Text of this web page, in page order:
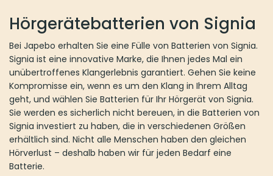
Hörgerätebatterien von Signia
Bei Japebo erhalten Sie eine Fülle von Batterien von Signia.
Signia ist eine innovative Marke, die Ihnen jedes Mal ein
unübertroffenes Klangerlebnis garantiert. Gehen Sie keine
Kompromisse ein, wenn es um den Klang in Ihrem Alltag
geht, und wählen Sie Batterien für Ihr Hörgerät von Signia.
Sie werden es sicherlich nicht bereuen, in die Batterien von
Signia investiert zu haben, die in verschiedenen Größen
erhältlich sind. Nicht alle Menschen haben den gleichen
Hörverlust – deshalb haben wir für jeden Bedarf eine
Batterie.